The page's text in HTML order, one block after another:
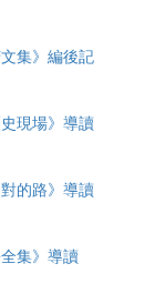
集》編後記
現場》導讀
的路》導讀
集》導讀